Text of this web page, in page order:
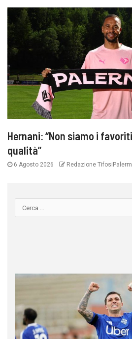
Hernani: “Non siamo i
qualità”
6 Agosto 2026 Redazione